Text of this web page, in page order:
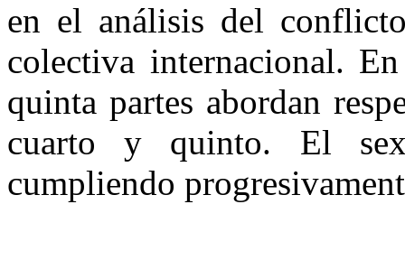
en el análisis del
colectiva internacional.
quinta partes abordan
cuarto y quinto. El
cumpliendo